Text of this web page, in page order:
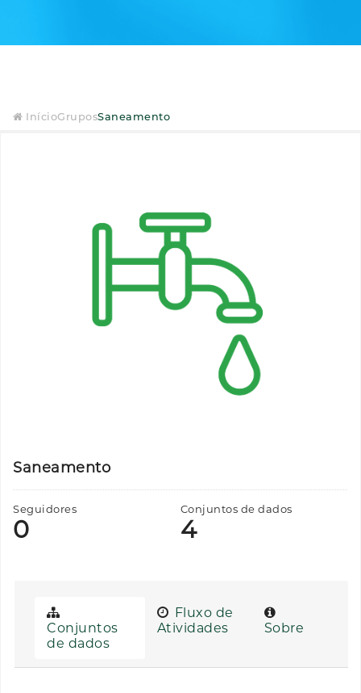
InícioGruposSaneamento
Saneamento
Seguidores
0
Conjuntos de dados
4
Conjuntos
de dados
Fluxo de
Atividades
Sobre